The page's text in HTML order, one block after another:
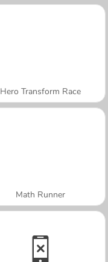
Hero Transform Race
Math Runner